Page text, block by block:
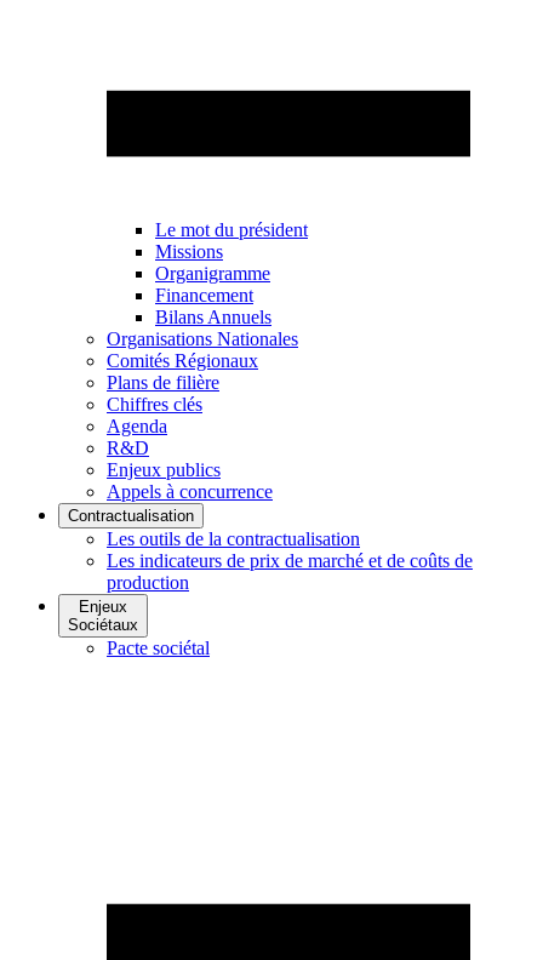
Le mot du président
Missions
Organigramme
Financement
Bilans Annuels
Organisations Nationales
Comités Régionaux
Plans de filière
Chiffres clés
Agenda
R&D
Enjeux publics
Appels à concurrence
Contractualisation
Les outils de la contractualisation
Les indicateurs de prix de marché et de coûts de
production
Enjeux
Sociétaux
Pacte sociétal